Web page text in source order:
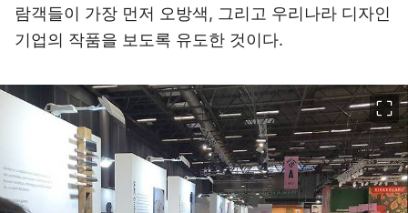
람객들이 가장 먼저 오방색, 그리고 우리나라 디자인
기업의 작품을 보도록 유도한 것이다.